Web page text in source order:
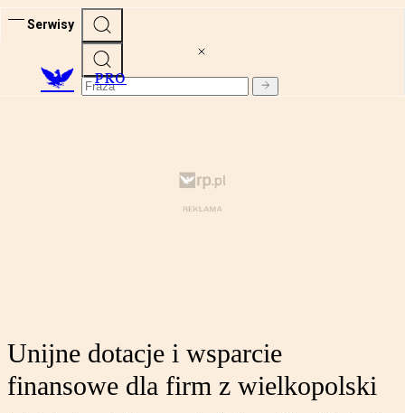
Serwisy
PRO
Unijne dotacje i wsparcie
finansowe dla firm z wielkopolski